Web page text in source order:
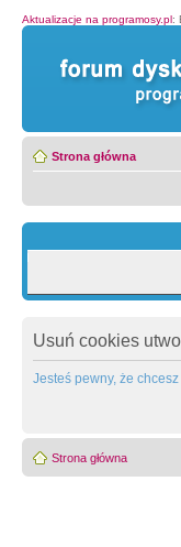
Aktualizacje na programosy.pl:
Strona główna
Usuń cookies
Jesteś pewny, że
Strona główna